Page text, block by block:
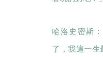
哈洛史密斯
了，我這一生